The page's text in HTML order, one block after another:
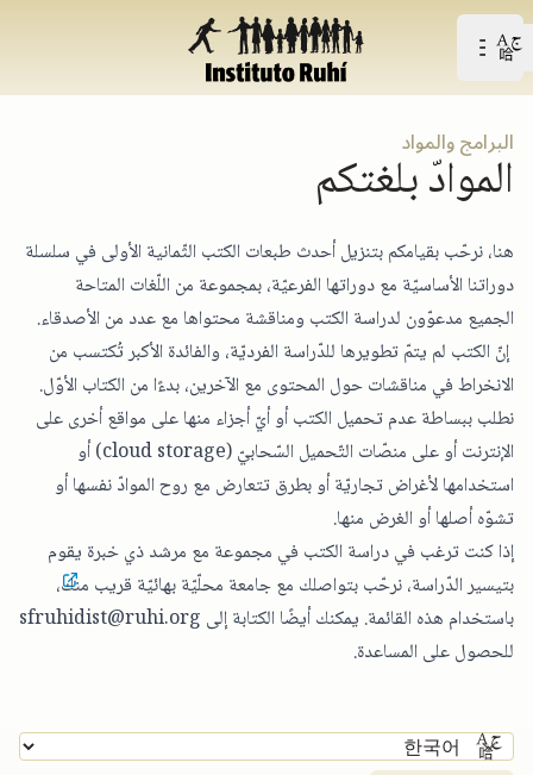
افتح القائمة الرّئيسيّة
Open user menu
البرامج والمواد
الموادّ بلغتكم
هنا، نرحّب بقيامكم بتنزيل أحدث طبعات الكتب الثّمانية الأولى في سلسلة
دوراتنا الأساسيّة مع دوراتها الفرعيّة، بمجموعة من اللّغات المتاحة
الجميع مدعوّون لدراسة الكتب ومناقشة محتواها مع عدد من الأصدقاء.
إنّ الكتب لم يتمّ تطويرها للدّراسة الفرديّة، والفائدة الأكبر تُكتسب من
الانخراط في مناقشات حول المحتوى مع الآخرين، بدءًا من الكتاب الأوّل.
نطلب ببساطة عدم تحميل الكتب أو أيّ أجزاء منها على مواقع أخرى على
الإنترنت أو على منصّات التّحميل السّحابيّ (cloud storage) أو
استخدامها لأغراض تجاريّة أو بطرق تتعارض مع روح الموادّ نفسها أو
تشوّه أصلها أو الغرض منها.
إذا كنت ترغب في دراسة الكتب في مجموعة مع مرشد ذي خبرة يقوم
بتيسير الدّراسة،نرحّب بتواصلك مع جامعة محلّيّة بهائيّة قريب منك،
باستخدام هذه القائمة. يمكنك أيضًا الكتابة إلى sfruhidist@ruhi.org
للحصول على المساعدة.